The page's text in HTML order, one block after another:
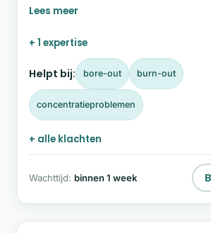
zodat u zo lang mogelijk actief,
wat ik voor u kan betekenen? Vul
contactformulier op deze pagina in
informatie of een kennismaking.
+ 1 expertise
Helpt bij: bore-out burn-out
concentratieproblemen
+ alle klachten
Wachttijd: binnen 1 week